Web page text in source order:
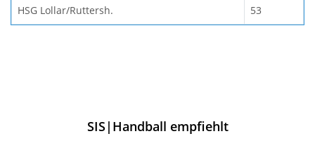
HSG Lollar/Ruttersh. 53
SIS|Handball empfiehlt